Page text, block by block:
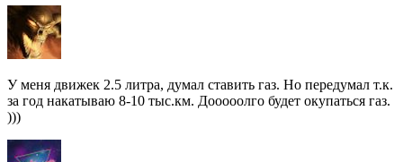
У меня движек 2.5 литра, думал ставить газ. Но передумал т.к.
за год накатываю 8-10 тыс.км. Дооооолго будет окупаться газ.
)))